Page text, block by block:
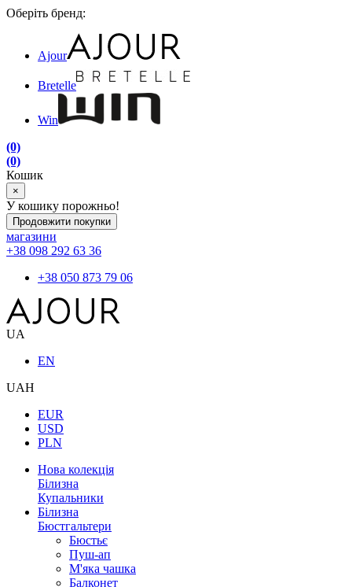
Оберіть бренд:
Ajour
Bretelle
Win
(0)
(0)
Кошик
×
У кошику порожньо!
Продовжити покупки
магазини
+38 098 292 63 36
+38 050 873 79 06
UA
EN
UAH
EUR
USD
PLN
Нова колекція
Білизна
Купальники
Білизна
Бюстгальтери
Бюстьє
Пуш-ап
М'яка чашка
Балконет